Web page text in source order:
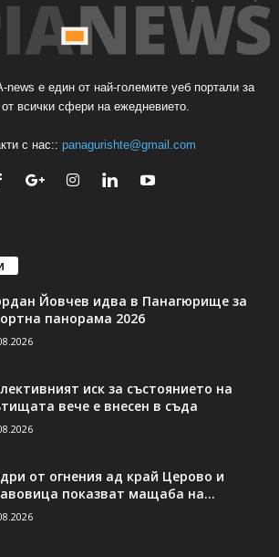
news е един от най-големите уеб портали за
от всички сфери на ежедневието.
с нас:: panagurishte@gmail.com
Йовчев идва в Панагюрище за
панорама 2026
иск за състоянието на
вече е внесен в съда
от огнения ад край Церово и
показват мащаба на...